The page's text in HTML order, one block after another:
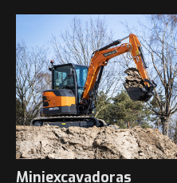
Miniexcavadoras